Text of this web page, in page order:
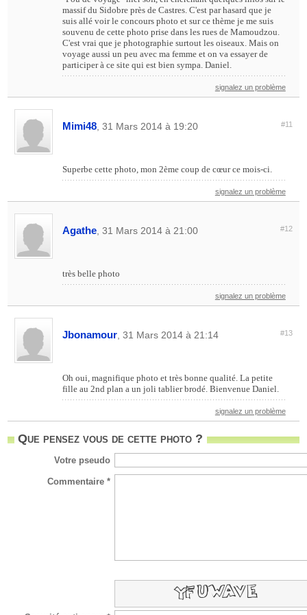
massif du Sidobre près de Castres. C'est par hasard que je
suis allé voir le concours photo et sur ce thème je me suis
souvenu de cette photo prise dans les rues de Mamoudzou.
C'est vrai que je photographie surtout les oiseaux. Mais on
voyage aussi un peu avec ma femme et on va essayer de
participer à ce site qui est bien sympa. Daniel.
signalez un problème
Mimi48 , 31 Mars 2014 à 19:20 #11
Superbe cette photo, mon 2ème coup de cœur ce mois-ci.
signalez un problème
Agathe , 31 Mars 2014 à 21:00 #12
très belle photo
signalez un problème
Jbonamour , 31 Mars 2014 à 21:14 #13
Oh oui, magnifique photo et très bonne qualité. La petite
fille au 2nd plan a un joli tablier brodé. Bienvenue Daniel.
signalez un problème
Que pensez vous de cette photo ?
Votre pseudo
Commentaire *